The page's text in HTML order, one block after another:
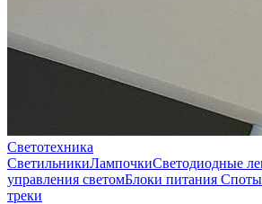
Светотехника
СветильникиЛампочкиСветодиодные
управления светомБлоки питания Споты
треки